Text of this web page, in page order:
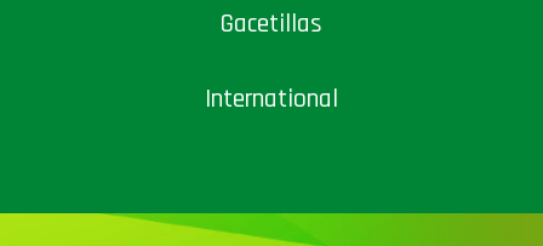
Gacetillas
International